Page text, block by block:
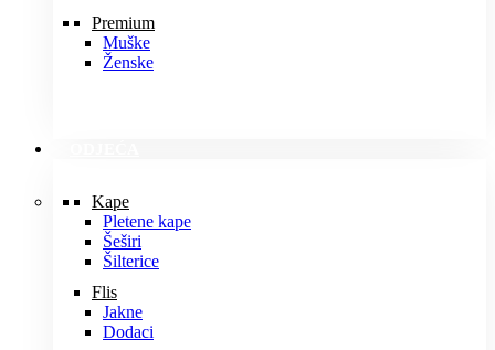
Premium
Muške
Ženske
Kape
Pletene kape
Šeširi
Šilterice
Flis
Jakne
Dodaci